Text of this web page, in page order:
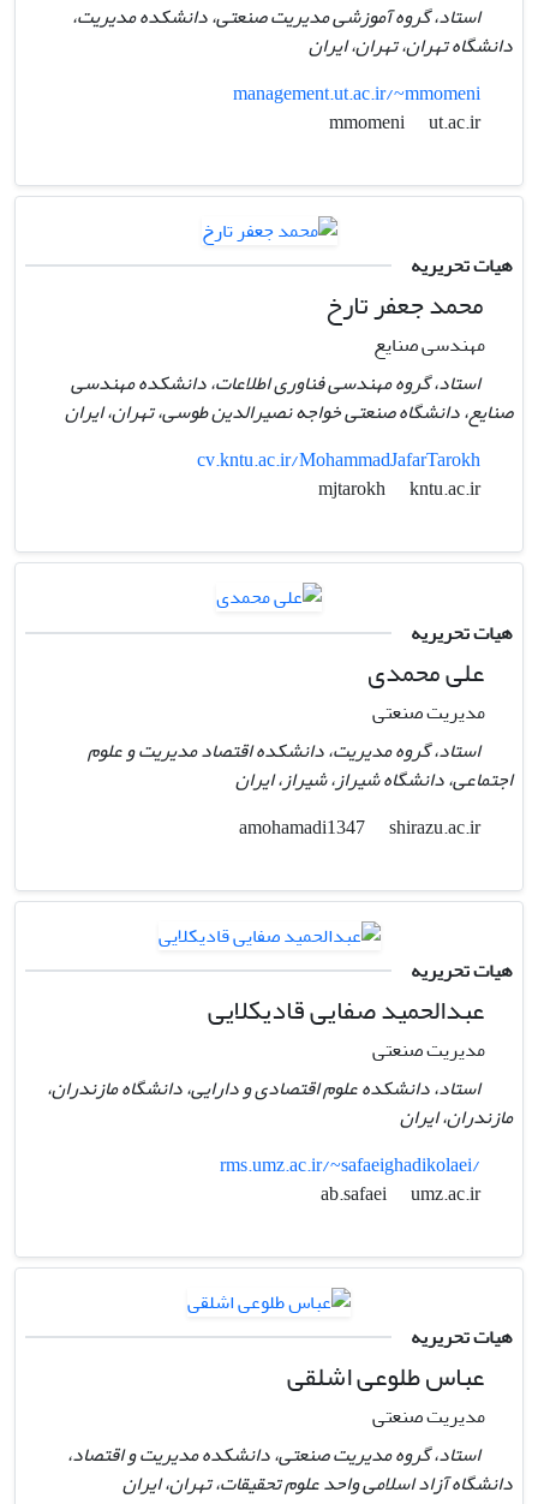
استاد، گروه آموزشی مدیریت صنعتی، دانشکده مدیریت،
دانشگاه تهران، تهران، ایران
management.ut.ac.ir/~mmomeni
mmomeni
ut.ac.ir
هیات تحریریه
محمد جعفر تارخ
مهندسی صنایع
استاد، گروه مهندسی فناوری اطلاعات،‌ دانشکده مهندسی
صنایع،‌ دانشگاه صنعتی خواجه نصیرالدین طوسی، تهران،‌ ایران
cv.kntu.ac.ir/MohammadJafarTarokh
mjtarokh
kntu.ac.ir
هیات تحریریه
علی محمدی
مدیریت صنعتی
استاد، گروه مدیریت، دانشکده اقتصاد مدیریت و علوم
اجتماعی، دانشگاه شیراز، شیراز، ایران
amohamadi1347
shirazu.ac.ir
هیات تحریریه
عبدالحمید صفایی قادیکلایی
مدیریت صنعتی
استاد، دانشکده علوم اقتصادی و دارایی، دانشگاه مازندران،
مازندران،‌ ایران
rms.umz.ac.ir/~safaeighadikolaei/
ab.safaei
umz.ac.ir
هیات تحریریه
عباس طلوعی اشلقی
مدیریت صنعتی
استاد، گروه مدیریت صنعتی، دانشکده مدیریت و اقتصاد،
دانشگاه آزاد اسلامی واحد علوم تحقیقات، تهران، ایران